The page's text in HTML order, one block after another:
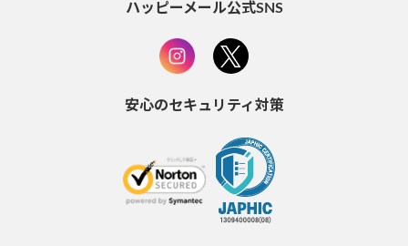
ハッピーメール公式SNS
安心のセキュリティ対策